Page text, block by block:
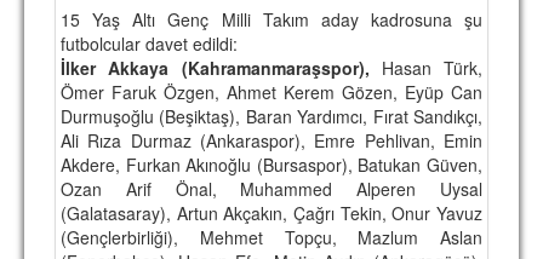
MULTİMEDYA
FOTOĞRAF & VİDEOLAR
MARŞ & TEZAHÜRATLAR
KULÜP
AMBLEM
15 Yaş Altı Genç Milli Takım aday kadrosuna şu
futbolcular davet edildi:
İlker Akkaya (Kahramanmaraşspor), Hasan Türk,
Ömer Faruk Özgen, Ahmet Kerem Gözen, Eyüp Can
Durmuşoğlu (Beşiktaş), Baran Yardımcı, Fırat Sandıkçı,
Ali Rıza Durmaz (Ankaraspor), Emre Pehlivan, Emin
Akdere, Furkan Akınoğlu (Bursaspor), Batukan Güven,
Ozan Arif Önal, Muhammed Alperen Uysal
(Galatasaray), Artun Akçakın, Çağrı Tekin, Onur Yavuz
(Gençlerbirliği), Mehmet Topçu, Mazlum Aslan